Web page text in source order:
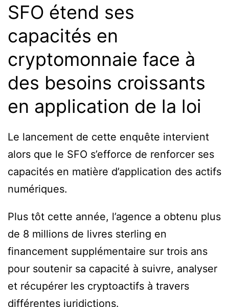
SFO étend ses
capacités en
cryptomonnaie face à
des besoins croissants
en application de la loi
Le lancement de cette enquête intervient
alors que le SFO s’efforce de renforcer ses
capacités en matière d’application des actifs
numériques.
Plus tôt cette année, l’agence a obtenu plus
de 8 millions de livres sterling en
financement supplémentaire sur trois ans
pour soutenir sa capacité à suivre, analyser
et récupérer les cryptoactifs à travers
différentes juridictions.